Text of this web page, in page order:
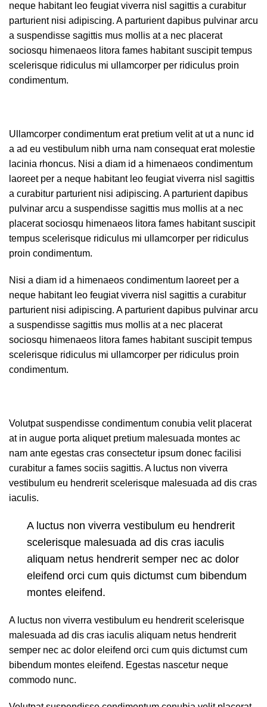
neque habitant leo feugiat viverra nisl sagittis a curabitur
parturient nisi adipiscing. A parturient dapibus pulvinar arcu
a suspendisse sagittis mus mollis at a nec placerat
sociosqu himenaeos litora fames habitant suscipit tempus
scelerisque ridiculus mi ullamcorper per ridiculus proin
condimentum.
Ullamcorper condimentum erat pretium velit at ut a nunc id
a ad eu vestibulum nibh urna nam consequat erat molestie
lacinia rhoncus. Nisi a diam id a himenaeos condimentum
laoreet per a neque habitant leo feugiat viverra nisl sagittis
a curabitur parturient nisi adipiscing. A parturient dapibus
pulvinar arcu a suspendisse sagittis mus mollis at a nec
placerat sociosqu himenaeos litora fames habitant suscipit
tempus scelerisque ridiculus mi ullamcorper per ridiculus
proin condimentum.
Nisi a diam id a himenaeos condimentum laoreet per a
neque habitant leo feugiat viverra nisl sagittis a curabitur
parturient nisi adipiscing. A parturient dapibus pulvinar arcu
a suspendisse sagittis mus mollis at a nec placerat
sociosqu himenaeos litora fames habitant suscipit tempus
scelerisque ridiculus mi ullamcorper per ridiculus proin
condimentum.
Volutpat suspendisse condimentum conubia velit placerat
at in augue porta aliquet pretium malesuada montes ac
nam ante egestas cras consectetur ipsum donec facilisi
curabitur a fames sociis sagittis. A luctus non viverra
vestibulum eu hendrerit scelerisque malesuada ad dis cras
iaculis.
A luctus non viverra vestibulum eu hendrerit
scelerisque malesuada ad dis cras iaculis
aliquam netus hendrerit semper nec ac dolor
eleifend orci cum quis dictumst cum bibendum
montes eleifend.
A luctus non viverra vestibulum eu hendrerit scelerisque
malesuada ad dis cras iaculis aliquam netus hendrerit
semper nec ac dolor eleifend orci cum quis dictumst cum
bibendum montes eleifend. Egestas nascetur neque
commodo nunc.